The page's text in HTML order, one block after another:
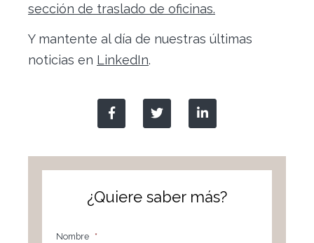
sección de traslado de oficinas.
Y mantente al día de nuestras últimas
noticias en LinkedIn.
¿Quiere saber más?
Nombre *